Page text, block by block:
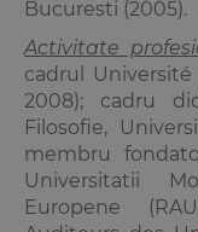
Bucuresti (2005).
Activitate
cadrul
2008); cadru
Filosofie,
membru
Universitatii
Europene